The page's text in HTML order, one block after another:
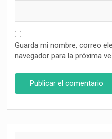
Guarda mi nombre, correo
navegador para la próxima